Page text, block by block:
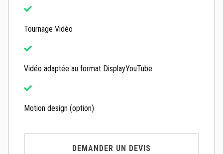
Tournage Vidéo
Vidéo adaptée au format DisplayYouTube
Motion design (option)
DEMANDER UN DEVIS